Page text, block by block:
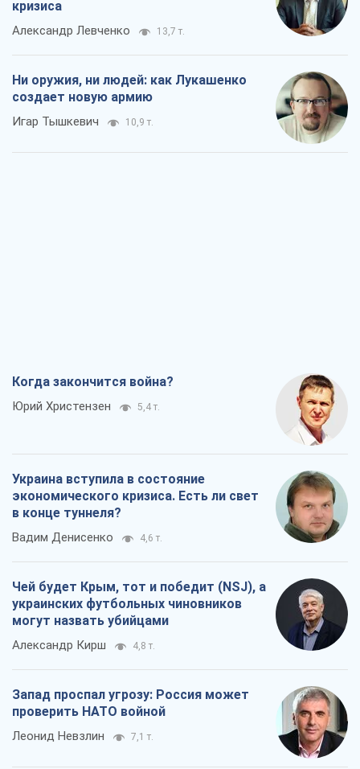
кризиса
Александр Левченко 13,7 т.
Ни оружия, ни людей: как Лукашенко
создает новую армию
Игар Тышкевич 10,9 т.
Когда закончится война?
Юрий Христензен 5,4 т.
Украина вступила в состояние
экономического кризиса. Есть ли свет
в конце туннеля?
Вадим Денисенко 4,6 т.
Чей будет Крым, тот и победит (NSJ), а
украинских футбольных чиновников
могут назвать убийцами
Александр Кирш 4,8 т.
Запад проспал угрозу: Россия может
проверить НАТО войной
Леонид Невзлин 7,1 т.